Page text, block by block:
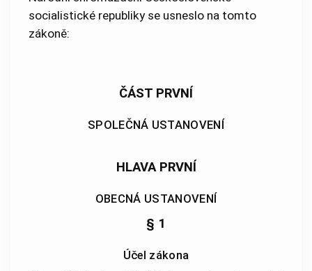
socialistické republiky se usneslo na tomto
zákoně:
ČÁST PRVNÍ
SPOLEČNÁ USTANOVENÍ
HLAVA PRVNÍ
OBECNÁ USTANOVENÍ
§ 1
Účel zákona